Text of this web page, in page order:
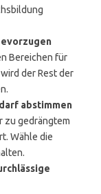
Bereichen für
der Rest der
abstimmen
zu gedrängtem
Wähle die